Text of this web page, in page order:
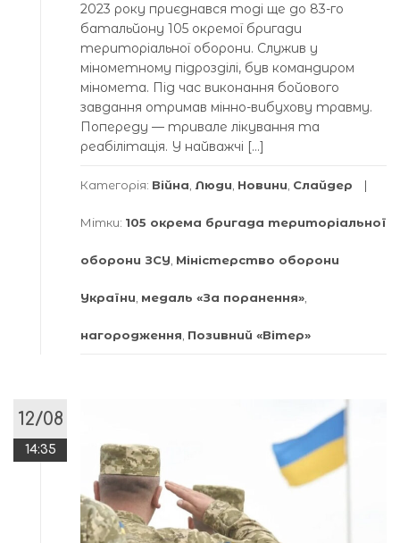
2023 року приєднався тоді ще до 83-го
батальйону 105 окремої бригади
територіальної оборони. Служив у
мінометному підрозділі, був командиром
міномета. Під час виконання бойового
завдання отримав мінно-вибухову травму.
Попереду — тривале лікування та
реабілітація. У найважчі […]
Категорія: Війна Люди Новини Слайдер
Мітки: 105 окрема бригада територіальної
оборони ЗСУ Міністерство оборони
України медаль «За поранення»
нагородження Позивний «Вітер»
12/08
14:35